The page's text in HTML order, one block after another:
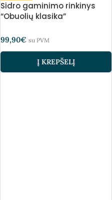
Sidro gaminimo rinkinys
“Obuolių klasika”
99,90€ su PVM
Į KREPŠELĮ